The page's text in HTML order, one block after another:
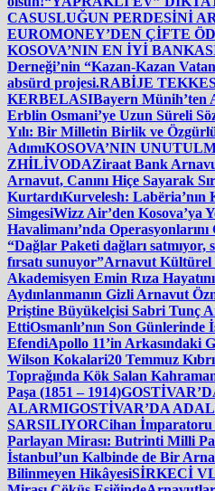
CASUSLUĞUN PERDESİNİ
EUROMONEY’DEN ÇİFTE
KOSOVA’NIN EN İYİ
Derneği’nin “Kazan-Kazan
absürd projesi.RABİJE
KERBELASIBayern Münih’ten
Erblin Osmani’ye Uzun Süreli
Yılı: Bir Milletin Birlik ve
AdımıKOSOVA’NIN
ZHİLİVODAZiraat Bank
Arnavut, Canını Hiçe Sayarak
KurtardıKurvelesh:
SimgesiWizz Air’den Kosova’ya
Havalimanı’nda
“Dağlar Paketi dağları satmıyor,
fırsatı sunuyor”Arnavut Kültürel
Akademisyen Emin Rıza
Aydınlanmanın Gizli Arnavut
Priştine Büyükelçisi Sabri Tunç
EttiOsmanlı’nın Son
EfendiApollo 11’in Arkasındaki
Wilson Kokalari20 Temmuz
Toprağında Kök Salan
Paşa (1851 – 1914)
ALARMIGOSTİVAR’DA
SARSILIYORCihan
Parlayan Mirası: Butrinti Milli
İstanbul’un Kalbinde de Bir
Bilinmeyen HikâyesiSİRKECİ